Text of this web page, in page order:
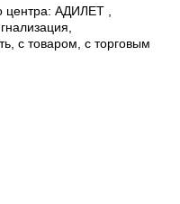
центра: АДИЛЕТ ,
с товаром, с торговым